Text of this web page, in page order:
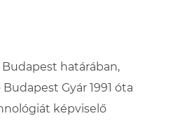
Budapest határában,
Gyár 1991 óta
képviselő